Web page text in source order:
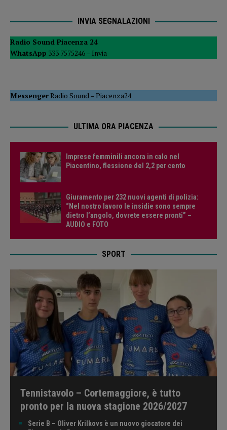
INVIA SEGNALAZIONI
Radio Sound Piacenza 24
WhatsApp 333 7575246 – Invia
MessengerRadio Sound –Piacenza24
ULTIMA ORA PIACENZA
Imprese femminili ancora in calo nel
Piacentino, flessione del 2,2 per cento
Giuramento per 232 nuovi agenti di polizia:
“Nel nostro lavoro le insidie sono sempre
dietro l’angolo, dovrete essere pronti” –
AUDIO e FOTO
SPORT
Tennistavolo – Cortemaggiore, è tutto
pronto per la nuova stagione 2026/2027
Serie B – Oliver Krilkovs è un nuovo giocatore dei